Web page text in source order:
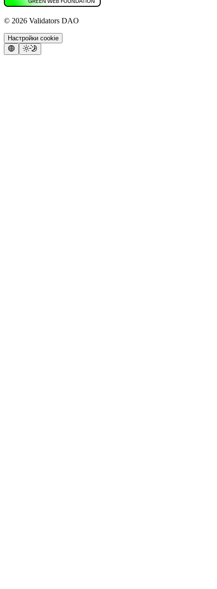
© 2026 Validators DAO
Настройки cookie